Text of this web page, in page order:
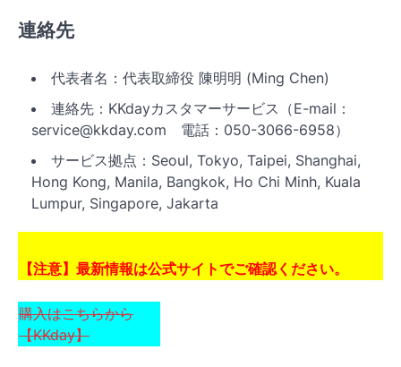
連絡先
代表者名：代表取締役 陳明明 (Ming Chen)
連絡先：KKdayカスタマーサービス（E-mail：
service@kkday.com 電話：050-3066-6958）
サービス拠点：Seoul, Tokyo, Taipei, Shanghai,
Hong Kong, Manila, Bangkok, Ho Chi Minh, Kuala
Lumpur, Singapore, Jakarta
【注意】最新情報は公式サイトでご確認ください。
購入はこちらから
【KKday】